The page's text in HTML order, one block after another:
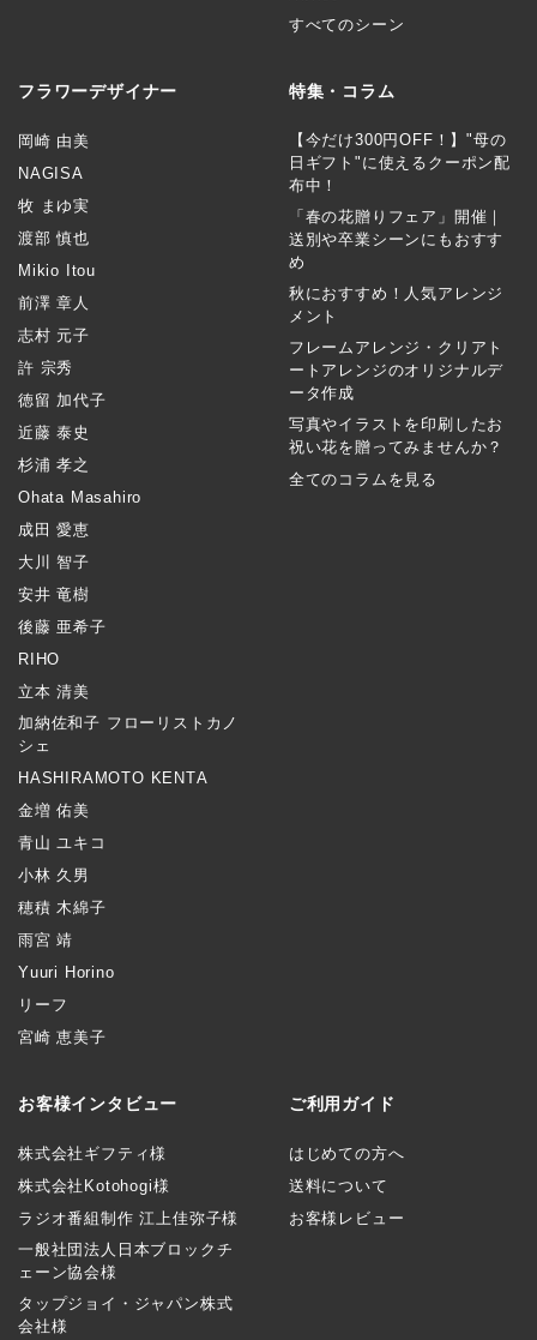
すべてのシーン
フラワーデザイナー
岡崎 由美
NAGISA
牧 まゆ実
渡部 慎也
Mikio Itou
前澤 章人
志村 元子
許 宗秀
徳留 加代子
近藤 泰史
杉浦 孝之
Ohata Masahiro
成田 愛恵
大川 智子
安井 竜樹
後藤 亜希子
RIHO
立本 清美
加納佐和子 フローリストカノ
シェ
HASHIRAMOTO KENTA
金増 佑美
青山 ユキコ
小林 久男
穂積 木綿子
雨宮 靖
Yuuri Horino
リーフ
宮崎 恵美子
特集・コラム
【今だけ300円OFF！】"母の
日ギフト"に使えるクーポン配
布中！
「春の花贈りフェア」開催｜
送別や卒業シーンにもおすす
め
秋におすすめ！人気アレンジ
メント
フレームアレンジ・クリアト
ートアレンジのオリジナルデ
ータ作成
写真やイラストを印刷したお
祝い花を贈ってみませんか？
全てのコラムを見る
お客様インタビュー
株式会社ギフティ様
株式会社Kotohogi様
ラジオ番組制作 江上佳弥子様
一般社団法人日本ブロックチ
ェーン協会様
タップジョイ・ジャパン株式
会社様
ご利用ガイド
はじめての方へ
送料について
お客様レビュー